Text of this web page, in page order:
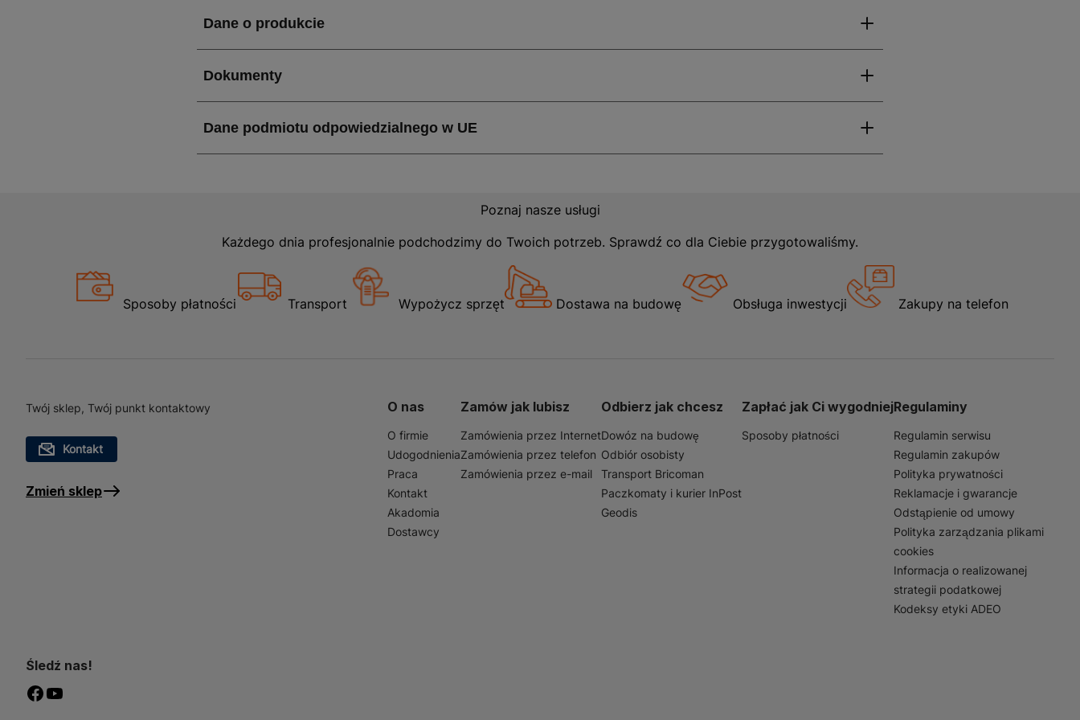
kieszeniom zapinanym na suwak, jest nie tylko funkcjonalna, ale i wygodna w noszeniu.
czyni ją idealnym wyborem na chłodniejsze i wietrzne dni. Jej lekka konstrukcja sprawia, że jest łatwa do
spakowania i transportu, co potwierdzają wymiary transportowe: 42 cm głębokości, 10 cm wysokości i 58 cm
Kurtka ocieplana MAX NEO LIGHT Cerva jest doskonałym wyborem na różnorodne aktywności na świeżym
powietrzu, takie jak spacery, trekking czy codzienne dojazdy do pracy w chłodniejsze dni. Dzięki swojej
funkcjonalności i nowoczesnemu designowi, sprawdzi się zarówno w mieście, jak i na łonie natury. Jej
Poznaj nasze usługi
Każdego dnia profesjonalnie podchodzimy do Twoich potrzeb. Sprawdź co dla Ciebie przygotowaliśmy.
Sposoby płatności Transport Wypożycz sprzęt Dostawa na budowę Obsługa inwestycji Zakupy na telefon
Twój sklep, Twój punkt kontaktowy
Kontakt
Zmień sklep
O nas
O firmie
Udogodnienia
Praca
Kontakt
Akadomia
Dostawcy
Zamów jak lubisz
Zamówienia przez Internet
Zamówienia przez telefon
Zamówienia przez e-mail
Odbierz jak chcesz
Dowóz na budowę
Odbiór osobisty
Transport Bricoman
Paczkomaty i kurier InPost
Geodis
Zapłać jak Ci wygodniej
Sposoby płatności
Regulaminy
Regulamin serwisu
Regulamin zakupów
Polityka prywatności
Reklamacje i gwarancje
Odstąpienie od umowy
Polityka zarządzania plikami
cookies
Informacja o realizowanej
strategii podatkowej
Kodeksy etyki ADEO
Śledź nas!